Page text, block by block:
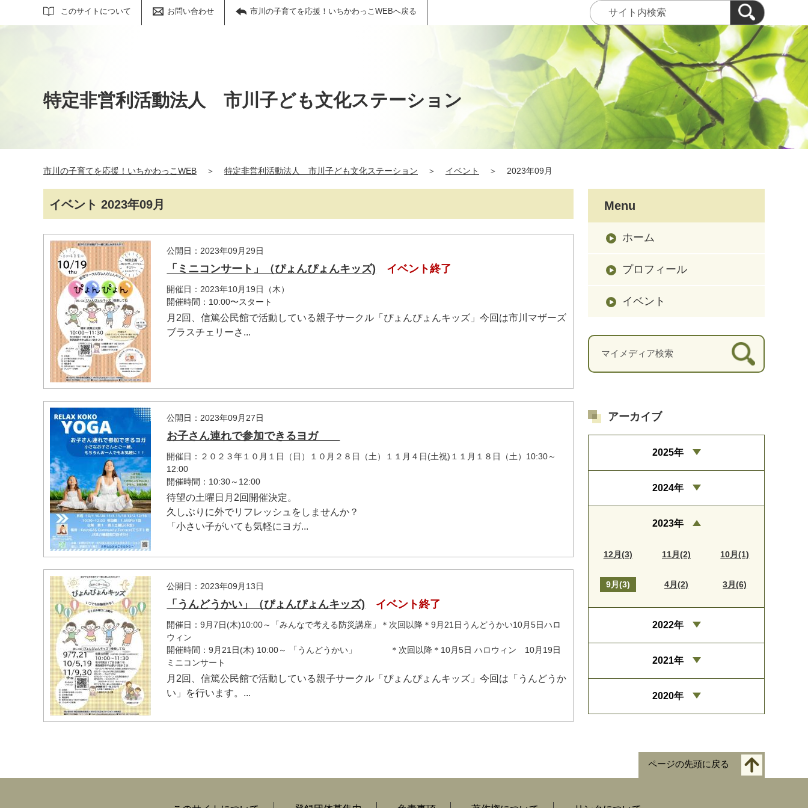
このサイトについて お問い合わせ 市川の子育てを応援！いちかわっこWEBへ戻る
サイト内検索
特定非営利活動法人 市川子ども文化ステーション
市川の子育てを応援！いちかわっこWEB ＞ 特定非営利活動法人 市川子ども文化ステーション ＞ イベント ＞ 2023年09月
イベント 2023年09月
公開日：2023年09月29日
「ミニコンサート」（ぴょんぴょんキッズ) イベント終了
開催日：2023年10月19日（木）
開催時間：10:00〜スタート
月2回、信篤公民館で活動している親子サークル「ぴょんぴょんキッズ」今回は市川マザーズ
ブラスチェリーさ...
公開日：2023年09月27日
お子さん連れで参加できるヨガ
開催日：２０２３年１０月１日（日）１０月２８日（土）１１月４日(土祝)１１月１８日（土）10:30～
12:00
開催時間：10:30～12:00
待望の土曜日月2回開催決定。
久しぶりに外でリフレッシュをしませんか？
「小さい子がいても気軽にヨガ...
公開日：2023年09月13日
「うんどうかい」（ぴょんぴょんキッズ) イベント終了
開催日：9月7日(木)10:00～「みんなで考える防災講座」＊次回以降＊9月21日うんどうかい10月5日ハロ
ウィン
開催時間：9月21日(木) 10:00～ 「うんどうかい」 ＊次回以降＊10月5日 ハロウィン 10月19日
ミニコンサート
月2回、信篤公民館で活動している親子サークル「ぴょんぴょんキッズ」今回は「うんどうか
い」を行います。...
Menu
ホーム
プロフィール
イベント
マイメディア検索
アーカイブ
2025年
2024年
2023年
12月(3) 11月(2) 10月(1)
9月(3) 4月(2) 3月(6)
2022年
2021年
2020年
ページの先頭に戻る